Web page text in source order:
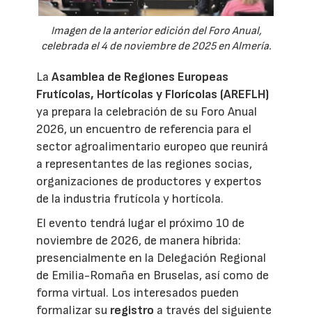
Imagen de la anterior edición del Foro Anual,
celebrada el 4 de noviembre de 2025 en Almería.
LaAsamblea de Regiones Europeas
Frutícolas, Hortícolas y Florícolas (AREFLH)
ya prepara la celebración de su Foro Anual
2026, un encuentro de referencia para el
sector agroalimentario europeo que reunirá
a representantes de las regiones socias,
organizaciones de productores y expertos
de la industria frutícola y hortícola.
El evento tendrá lugar el próximo 10 de
noviembre de 2026, de manera híbrida:
presencialmente en la Delegación Regional
de Emilia-Romaña en Bruselas, así como de
forma virtual. Los interesados pueden
formalizar su registro a través del siguiente